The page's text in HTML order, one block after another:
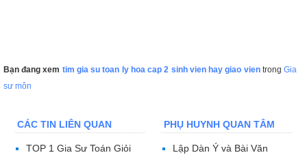
Bạn đang xem tim gia su toan ly hoa cap 2 sinh vien hay giao vientrongGia
sư môn
CÁC TIN LIÊN QUAN
TOP 1 Gia Sư Toán Giỏi
PHỤ HUYNH QUAN TÂM
Lập Dàn Ý và Bài Văn